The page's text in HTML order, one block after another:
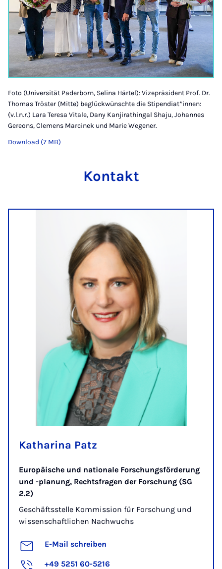
Foto (Universität Paderborn, Selina Härtel): Vizepräsident Prof. Dr.
Thomas Tröster (Mitte) beglückwünschte die Stipendiat*innen:
(v.l.n.r.) Lara Teresa Vitale, Dany Kanjirathingal Shaju, Johannes
Gereons, Clemens Marcinek und Marie Wegener.
Download (7 MB)
Kontakt
Katharina Patz
Europäische und nationale Forschungsförderung
und -planung, Rechtsfragen der Forschung (SG
2.2)
Geschäftsstelle Kommission für Forschung und
wissenschaftlichen Nachwuchs
E-Mail schreiben
+49 5251 60-5216